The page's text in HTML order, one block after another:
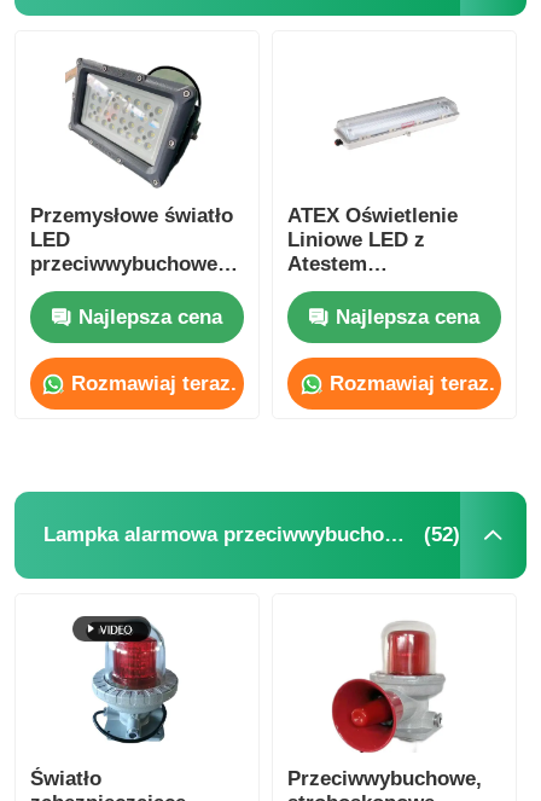
Przemysłowe światło
LED
przeciwwybuchowe
dla strefy
niebezpiecznej Strefa
1 Strefa 2
Najlepsza cena
Rozmawiaj teraz.
ATEX Oświetlenie
Liniowe LED z
Atestem
Przeciwwybuchowym
IP65 do Stref
Niebezpiecznych
Przemysłowych
Najlepsza cena
Rozmawiaj teraz.
Lampka alarmowa przeciwwybuchowa (52)
Światło
Przeciwwybuchowe,